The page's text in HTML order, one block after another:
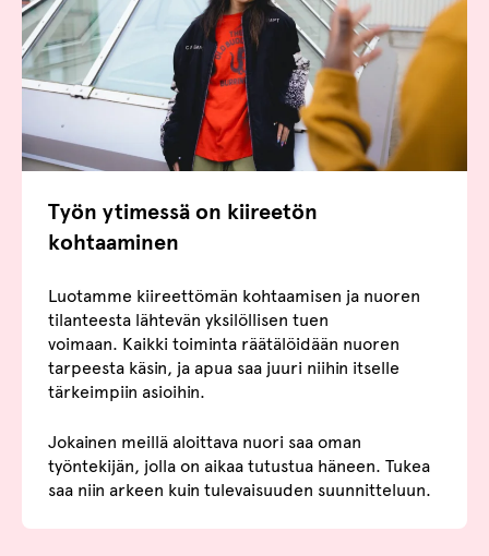
Työn ytimessä on kiireetön
kohtaaminen
Luotamme kiireettömän kohtaamisen ja nuoren
tilanteesta lähtevän yksilöllisen tuen
voimaan. Kaikki toiminta räätälöidään nuoren
tarpeesta käsin, ja apua saa juuri niihin itselle
tärkeimpiin asioihin.
Jokainen meillä aloittava nuori saa oman
työntekijän, jolla on aikaa tutustua häneen. Tukea
saa niin arkeen kuin tulevaisuuden suunnitteluun.